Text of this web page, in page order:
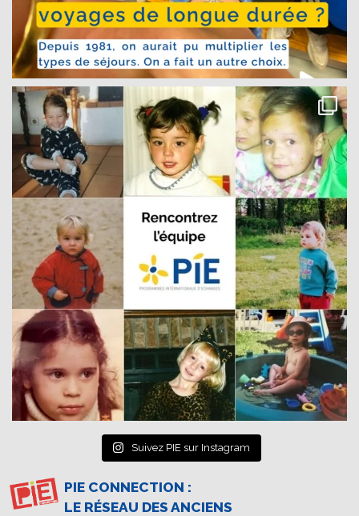
Suivez PIE sur Instagram
PIE CONNECTION :
LE RÉSEAU DES ANCIENS